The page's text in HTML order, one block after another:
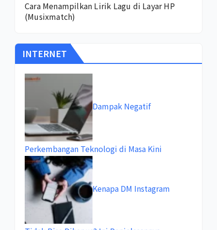
Cara Menampilkan Lirik Lagu di Layar HP
(Musixmatch)
INTERNET
Dampak Negatif
Perkembangan Teknologi di Masa Kini
Kenapa DM Instagram